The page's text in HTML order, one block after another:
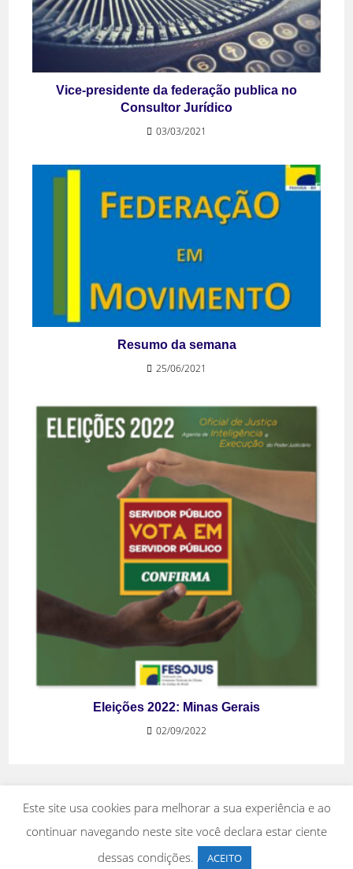
Vice-presidente da federação publica no
Consultor Jurídico
03/03/2021
Resumo da semana
25/06/2021
Eleições 2022: Minas Gerais
02/09/2022
Este site usa cookies para melhorar a sua experiência e ao
continuar navegando neste site você declara estar ciente
dessas condições.
ACEITO